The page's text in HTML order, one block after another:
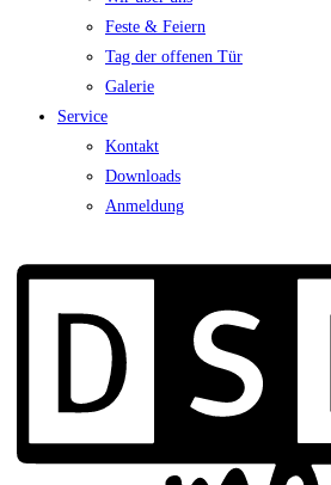
Feste & Feiern
Tag der offenen Tür
Galerie
Service
Kontakt
Downloads
Anmeldung